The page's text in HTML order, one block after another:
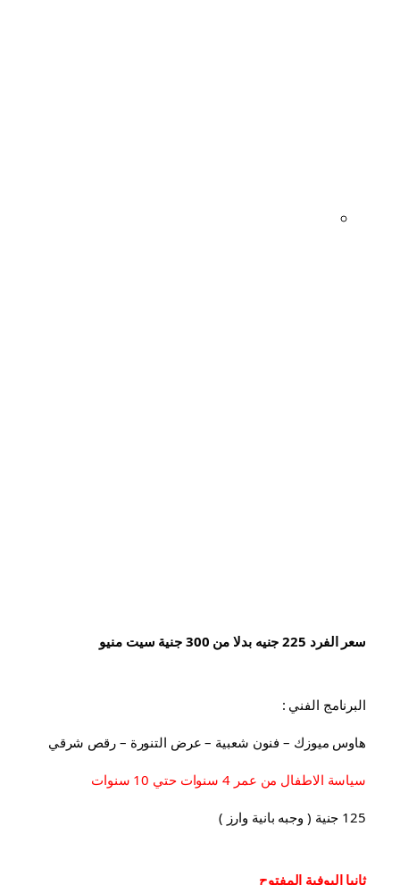
سعر الفرد 225 جنيه بدلا من 300 جنية سيت منيو
البرنامج الفني :
هاوس ميوزك – فنون شعبية – عرض التنورة – رقص شرقي
سياسة الاطفال من عمر 4 سنوات حتي 10 سنوات
125 جنية ( وجبه بانية وارز )
ثانيا البوفية المفتوح